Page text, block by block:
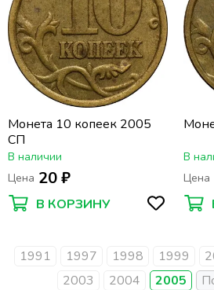
Монета 10 копеек 2005
СП
В наличии
Цена 20 ₽
В КОРЗИНУ
В
Цена
1991 1997 1998 1999
2003
2004 2005